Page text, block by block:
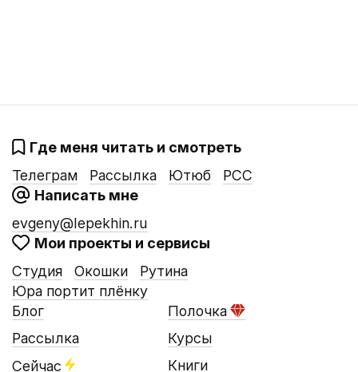
Где меня читать и смотреть
Телеграм
Рассылка Ютюб
РСС
Написать мне
evgeny@lepekhin.ru
Мои проекты и сервисы
Студия
Окошки
Юра портит плёнку
Рутина
Блог
Рассылка
Сейчас
Полочка
Курсы
Книги